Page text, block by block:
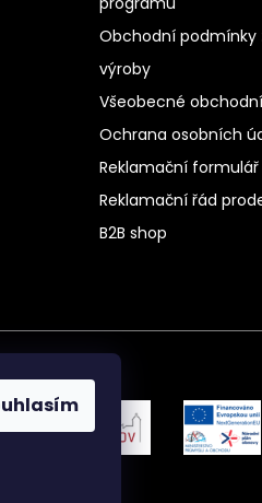
Obchodní podmínky
výroby
Všeobecné
Ochrana osobních
Reklamační formulář
Reklamační řád
B2B shop